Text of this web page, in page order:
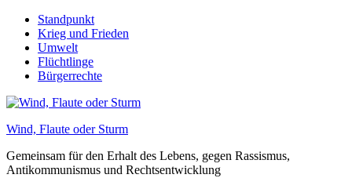
Skip
content
Standpunkt
Krieg und Frieden
Umwelt
Flüchtlinge
Bürgerrechte
Wind, Flaute oder Sturm
Gemeinsam für den Erhalt des Lebens, gegen Rassismus,
Antikommunismus und Rechtsentwicklung